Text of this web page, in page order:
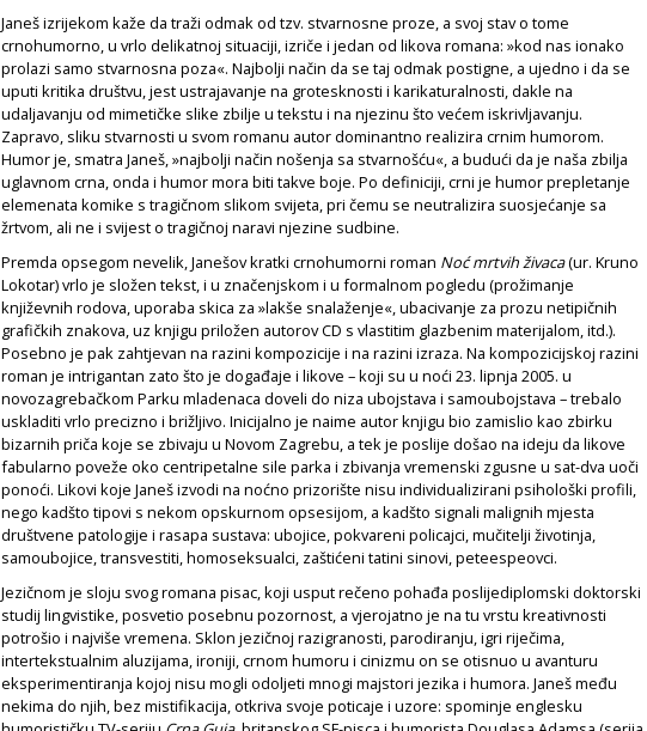
Janeš izrijekom kaže da traži odmak od tzv. stvarnosne proze, a svoj stav o tome
crnohumorno, u vrlo delikatnoj situaciji, izriče i jedan od likova romana: »kod nas ionako
prolazi samo stvarnosna poza«. Najbolji način da se taj odmak postigne, a ujedno i da se
uputi kritika društvu, jest ustrajavanje na grotesknosti i karikaturalnosti, dakle na
udaljavanju od mimetičke slike zbilje u tekstu i na njezinu što većem iskrivljavanju.
Zapravo, sliku stvarnosti u svom romanu autor dominantno realizira crnim humorom.
Humor je, smatra Janeš, »najbolji način nošenja sa stvarnošću«, a budući da je naša zbilja
uglavnom crna, onda i humor mora biti takve boje. Po definiciji, crni je humor prepletanje
elemenata komike s tragičnom slikom svijeta, pri čemu se neutralizira suosjećanje sa
žrtvom, ali ne i svijest o tragičnoj naravi njezine sudbine.
Premda opsegom nevelik, Janešov kratki crnohumorni roman Noć mrtvih živaca(ur. Kruno
Lokotar) vrlo je složen tekst, i u značenjskom i u formalnom pogledu (prožimanje
književnih rodova, uporaba skica za »lakše snalaženje«, ubacivanje za prozu netipičnih
grafičkih znakova, uz knjigu priložen autorov CD s vlastitim glazbenim materijalom, itd.).
Posebno je pak zahtjevan na razini kompozicije i na razini izraza. Na kompozicijskoj razini
roman je intrigantan zato što je događaje i likove – koji su u noći 23. lipnja 2005. u
novozagrebačkom Parku mladenaca doveli do niza ubojstava i samoubojstava – trebalo
uskladiti vrlo precizno i brižljivo. Inicijalno je naime autor knjigu bio zamislio kao zbirku
bizarnih priča koje se zbivaju u Novom Zagrebu, a tek je poslije došao na ideju da likove
fabularno poveže oko centripetalne sile parka i zbivanja vremenski zgusne u sat-dva uoči
ponoći. Likovi koje Janeš izvodi na noćno prizorište nisu individualizirani psihološki profili,
nego kadšto tipovi s nekom opskurnom opsesijom, a kadšto signali malignih mjesta
društvene patologije i rasapa sustava: ubojice, pokvareni policajci, mučitelji životinja,
samoubojice, transvestiti, homoseksualci, zaštićeni tatini sinovi, peteespeovci.
Jezičnom je sloju svog romana pisac, koji usput rečeno pohađa poslijediplomski doktorski
studij lingvistike, posvetio posebnu pozornost, a vjerojatno je na tu vrstu kreativnosti
potrošio i najviše vremena. Sklon jezičnoj razigranosti, parodiranju, igri riječima,
intertekstualnim aluzijama, ironiji, crnom humoru i cinizmu on se otisnuo u avanturu
eksperimentiranja kojoj nisu mogli odoljeti mnogi majstori jezika i humora. Janeš među
nekima do njih, bez mistifikacija, otkriva svoje poticaje i uzore: spominje englesku